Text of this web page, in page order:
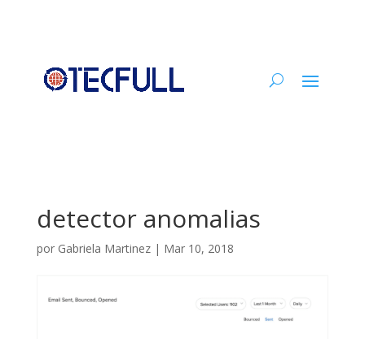
detector anomalias
por Gabriela Martinez| Mar 10, 2018